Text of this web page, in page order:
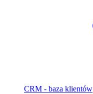
CRM - baza klientów